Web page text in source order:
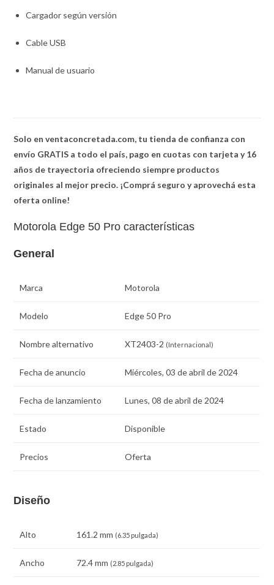
Cargador según versión
Cable USB
Manual de usuario
Solo en ventaconcretada.com, tu tienda de confianza con
envío GRATIS a todo el país, pago en cuotas con tarjeta y 16
años de trayectoria ofreciendo siempre productos
originales al mejor precio. ¡Comprá seguro y aprovechá esta
oferta online!
Motorola Edge 50 Pro características
General
Marca Motorola
Modelo Edge 50 Pro
Nombre alternativo XT2403-2 (Internacional)
Fecha de anuncio Miércoles, 03 de abril de 2024
Fecha de lanzamiento Lunes, 08 de abril de 2024
Estado Disponible
Precios Oferta
Diseño
Alto 161.2 mm (6.35 pulgada)
Ancho 72.4 mm (2.85 pulgada)